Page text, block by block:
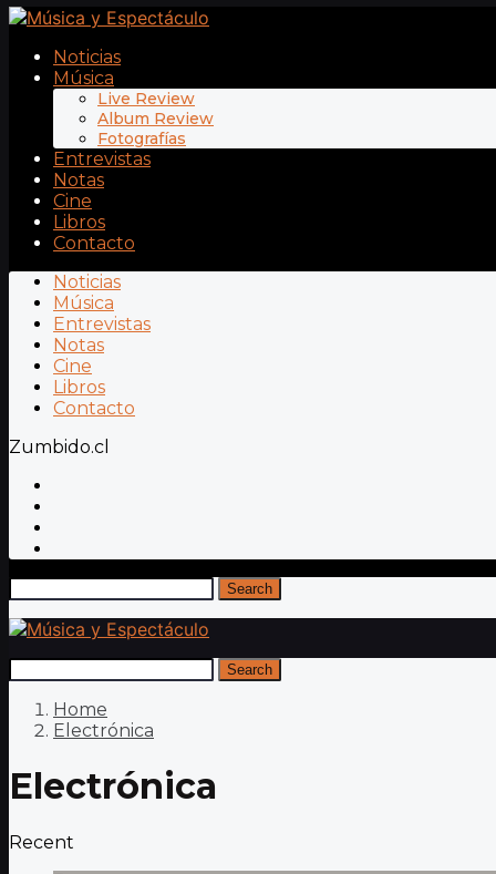
Noticias
Música
Live Review
Album Review
Fotografías
Entrevistas
Notas
Cine
Libros
Contacto
Noticias
Música
Entrevistas
Notas
Cine
Libros
Contacto
Zumbido.cl
Search
Search
Home
Electrónica
Electrónica
Recent